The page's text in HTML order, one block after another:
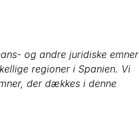
og andre juridiske emner
regioner i Spanien. Vi
der dækkes i denne